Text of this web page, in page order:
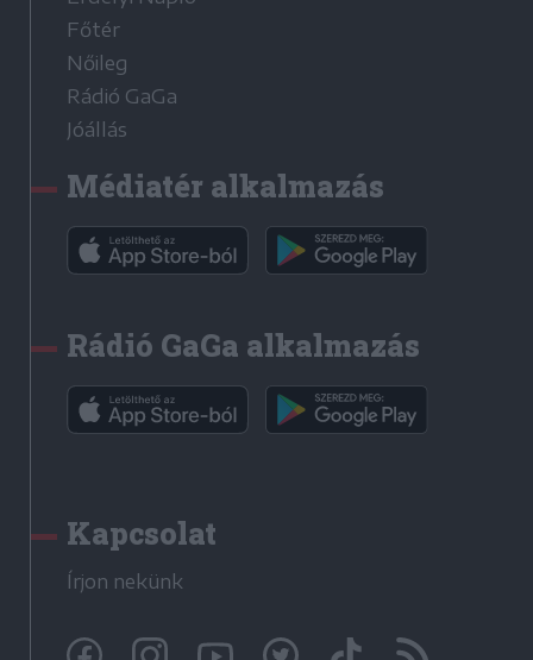
Főtér
Nőileg
Rádió GaGa
Jóállás
Médiatér alkalmazás
Rádió GaGa alkalmazás
Kapcsolat
Írjon nekünk